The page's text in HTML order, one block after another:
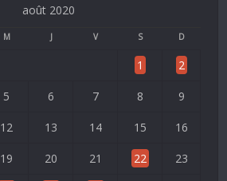
août 2020
M J V S D
1 2
5 6 7 8 9
12 13 14 15 16
19 20 21 22 23